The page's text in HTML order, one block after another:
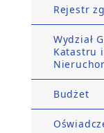
Rejestr
Wydział
Katastru
Budżet